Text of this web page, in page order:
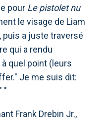
pour Le pistolet nu
le visage de Liam
puis a juste traversé
qui a rendu
quel point (leurs
Je me suis dit:
"
Frank Drebin Jr.,